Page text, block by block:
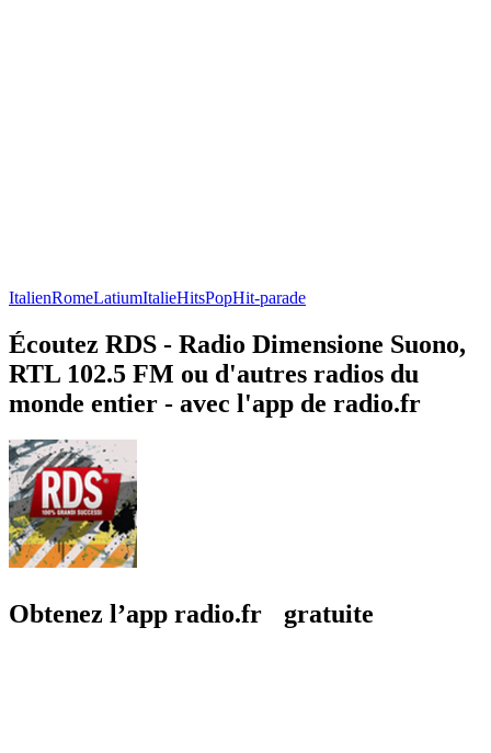
ItalienRomeLatiumItalieHitsPopHit-parade
Écoutez RDS - Radio Dimensione Suono,
RTL 102.5 FM ou d'autres radios du
monde entier - avec l'app de radio.fr
Obtenez l’app radio.fr gratuite